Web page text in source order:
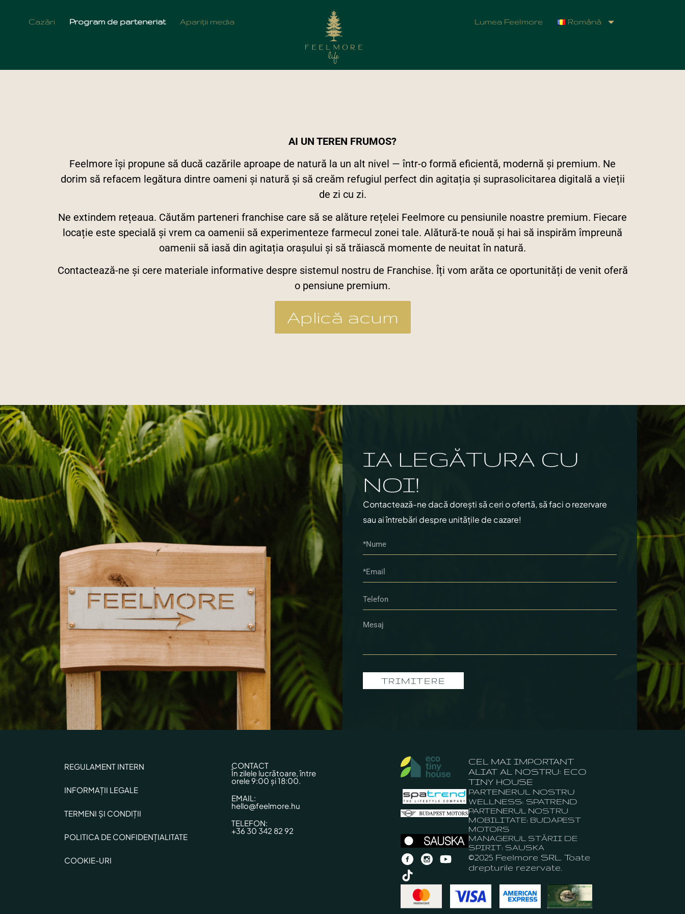
Cazări Program de parteneriat Apariții media Lumea Feelmore Română
Program de parteneriat
AI UN TEREN FRUMOS?
Feelmore își propune să ducă cazările aproape de natură la un alt nivel — într-o formă eficientă, modernă și premium. Ne
dorim să refacem legătura dintre oameni și natură și să creăm refugiul perfect din agitația și suprasolicitarea digitală a vieții
de zi cu zi.
Ne extindem rețeaua. Căutăm parteneri franchise care să se alăture rețelei Feelmore cu pensiunile noastre premium. Fiecare
locație este specială și vrem ca oamenii să experimenteze farmecul zonei tale. Alătură-te nouă și hai să inspirăm împreună
oamenii să iasă din agitația orașului și să trăiască momente de neuitat în natură.
Contactează-ne și cere materiale informative despre sistemul nostru de Franchise. Îți vom arăta ce oportunități de venit oferă
o pensiune premium.
Aplică acum
IA LEGĂTURA CU
NOI!
Contactează-ne dacă dorești să ceri o ofertă, să faci o rezervare
sau ai întrebări despre unitățile de cazare!
TRIMITERE
REGULAMENT INTERN
INFORMAȚII LEGALE
TERMENI ȘI CONDIȚII
POLITICA DE CONFIDENȚIALITATE
COOKIE-URI
CONTACT
În zilele lucrătoare, între
orele 9:00 și 18:00.
EMAIL:
hello@feelmore.hu
TELEFON:
+36 30 342 82 92
CEL MAI IMPORTANT
ALIAT AL NOSTRU: ECO
TINY HOUSE
PARTENERUL NOSTRU
WELLNESS: SPATREND
PARTENERUL NOSTRU
MOBILITATE: BUDAPEST
MOTORS
MANAGERUL STĂRII DE
SPIRIT: SAUSKA
©2025 Feelmore SRL. Toate
drepturile rezervate.